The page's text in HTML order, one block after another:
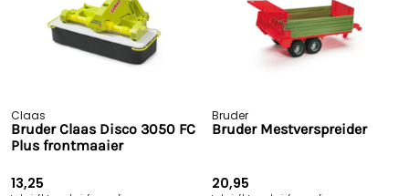
Claas
Bruder Claas Disco 3050 FC
Plus frontmaaier
13,25
Bruder
Bruder Mestverspreider
20,95